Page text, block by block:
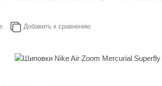
Добавить к сравнению